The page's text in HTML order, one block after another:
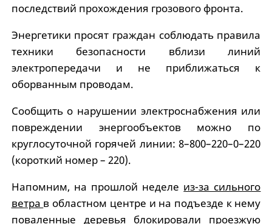
последствий прохождения грозового фронта.
Энергетики просят граждан соблюдать правила
техники безопасности вблизи линий
электропередачи и не приближаться к
оборванным проводам.
Сообщить о нарушении электроснабжения или
повреждении энергообъектов можно по
круглосуточной горячей линии: 8–800–220–0–220
(короткий номер – 220).
Напомним, на прошлой неделе из-за сильного
ветра в областном центре и на подъезде к нему
поваленные деревья блокировали проезжую